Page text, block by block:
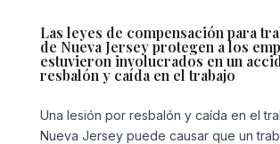
Las leyes de compensación para
de Nueva Jersey protegen a los
estuvieron involucrados en un
resbalón y caída en el trabajo
Una lesión por resbalón y caída en el
Nueva Jersey puede causar que un